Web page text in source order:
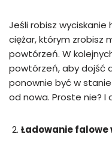
Jeśli robisz wyciskanie
ciężar, którym zrobisz
powtórzeń. W
powtórzeń, aby dojść
ponownie być w
od nowa. Proste nie?
Ładowanie falowe